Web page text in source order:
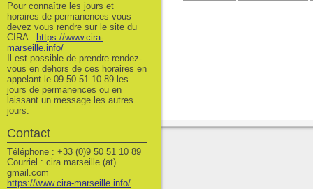
Pour connaître les jours et
horaires de permanences vous
devez vous rendre sur le site du
CIRA : https://www.cira-
marseille.info/
Il est possible de prendre rendez-
vous en dehors de ces horaires en
appelant le 09 50 51 10 89 les
jours de permanences ou en
laissant un message les autres
jours.
Contact
Téléphone : +33 (0)9 50 51 10 89
Courriel : cira.marseille (at)
gmail.com
https://www.cira-marseille.info/